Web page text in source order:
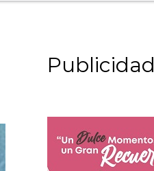
Publicidad